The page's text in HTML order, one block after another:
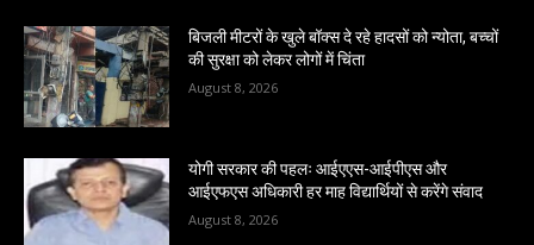
बिजली मीटरों के खुले बॉक्स दे रहे हादसों को न्योता, बच्चों
की सुरक्षा को लेकर लोगों में चिंता
August 8, 2026
योगी सरकार की पहलः आईएएस-आईपीएस और
आईएफएस अधिकारी हर माह विद्यार्थियों से करेंगे संवाद
August 8, 2026